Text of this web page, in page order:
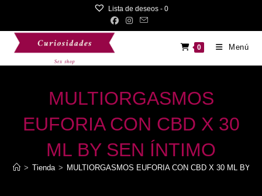
contenido
Lista de deseos - 0
0 Menú
MULTIORGASMOS
EUFORIA CON CBD X 30
ML BY SEN ÍNTIMO
> Tienda > MULTIORGASMOS EUFORIA CON CBD X 30 ML BY